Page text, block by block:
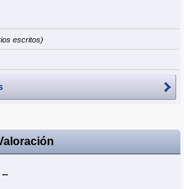
escritos)